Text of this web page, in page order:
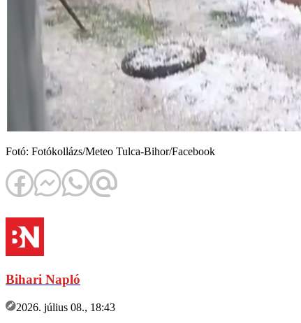
Fotó: Fotókollázs/Meteo Tulca-Bihor/Facebook
Bihari Napló
2026. július 08., 18:43